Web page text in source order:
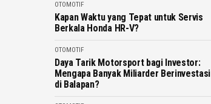
OTOMOTIF
Kapan Waktu yang Tepat untuk Servis
Berkala Honda HR-V?
OTOMOTIF
Daya Tarik Motorsport bagi Investor:
Mengapa Banyak Miliarder Berinvestasi
di Balapan?